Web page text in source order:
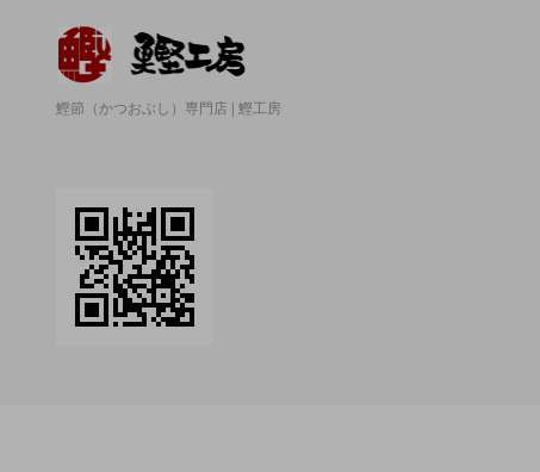
鰹節（かつおぶし）専門店 | 鰹工房